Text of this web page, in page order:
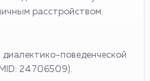
расстройством.
поведенческой
24706509).